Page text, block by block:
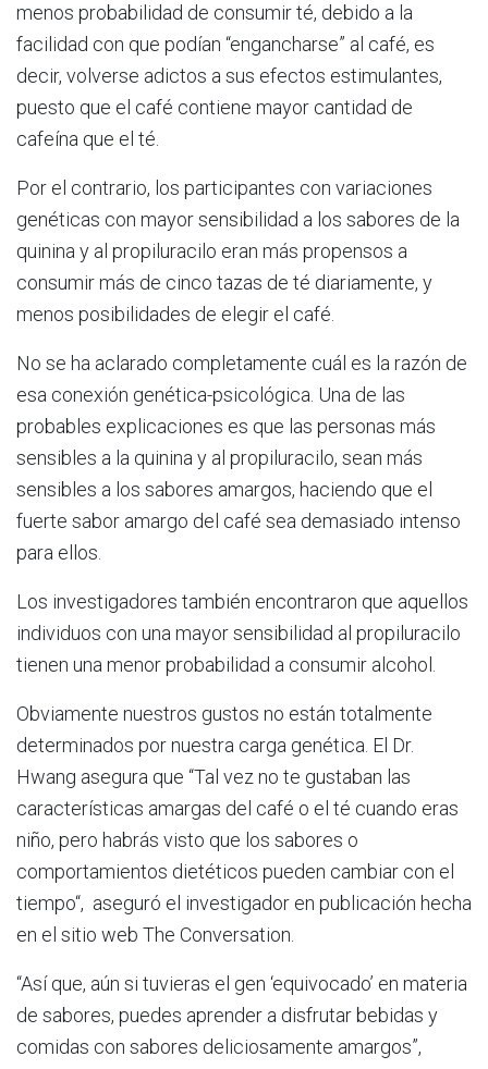
menos probabilidad de consumir té, debido a la
facilidad con que podían “engancharse” al café, es
decir, volverse adictos a sus efectos estimulantes,
puesto que el café contiene mayor cantidad de
cafeína que el té.
Por el contrario, los participantes con variaciones
genéticas con mayor sensibilidad a los sabores de la
quinina y al propiluracilo eran más propensos a
consumir más de cinco tazas de té diariamente, y
menos posibilidades de elegir el café.
No se ha aclarado completamente cuál es la razón de
esa conexión genética-psicológica. Una de las
probables explicaciones es que las personas más
sensibles a la quinina y al propiluracilo, sean más
sensibles a los sabores amargos, haciendo que el
fuerte sabor amargo del café sea demasiado intenso
para ellos.
Los investigadores también encontraron que aquellos
individuos con una mayor sensibilidad al propiluracilo
tienen una menor probabilidad a consumir alcohol.
Obviamente nuestros gustos no están totalmente
determinados por nuestra carga genética. El Dr.
Hwang asegura que “Tal vez no te gustaban las
características amargas del café o el té cuando eras
niño, pero habrás visto que los sabores o
comportamientos dietéticos pueden cambiar con el
tiempo“, aseguró el investigador en publicación hecha
en el sitio web The Conversation.
“Así que, aún si tuvieras el gen ‘equivocado’ en materia
de sabores, puedes aprender a disfrutar bebidas y
comidas con sabores deliciosamente amargos”,